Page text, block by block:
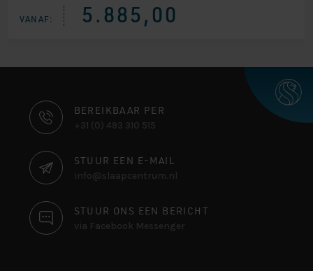
VANAF: 5.885,00
CONTACT
INFORMATIE
BEREIKBAAR PER
+31 (0) 493 310 515
STUUR EEN E-MAIL
info@slaapcentrum.nl
STUUR ONS EEN BERICHT
via Facebook Messenger